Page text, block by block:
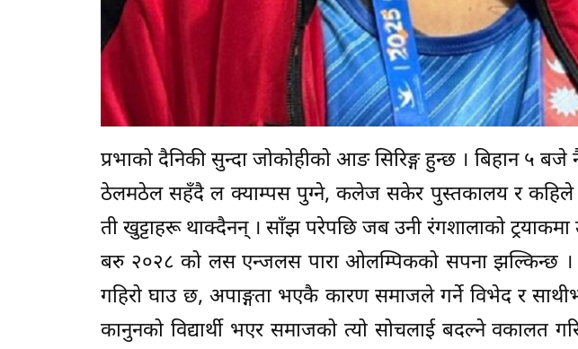
प्रभाको दैनिकी सुन्दा जोकोहीको आङ सिरिङ्ग हुन्छ । बिहान ५
ठेलमठेल सहँदै ल क्याम्पस पुग्ने, कलेज सकेर पुस्तकालय र कहिले
ती खुट्टाहरू थाक्दैनन् । साँझ परेपछि जब उनी रंगशालाको
बरु २०२८ को लस एन्जलस पारा ओलम्पिकको सपना झल्किन्छ ।
गहिरो घाउ छ, अपाङ्गता भएकै कारण समाजले गर्ने विभेद र
कानुनको विद्यार्थी भएर समाजको त्यो सोचलाई बदल्ने वकालत